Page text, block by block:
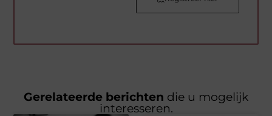
Gerelateerde berichten die u mogelijk
interesseren.